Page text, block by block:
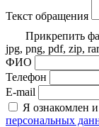
Текст обращения
Прикрепить
jpg, png, pdf, zip,
ФИО
Телефон
E-mail
Я ознакомлен и
персональных